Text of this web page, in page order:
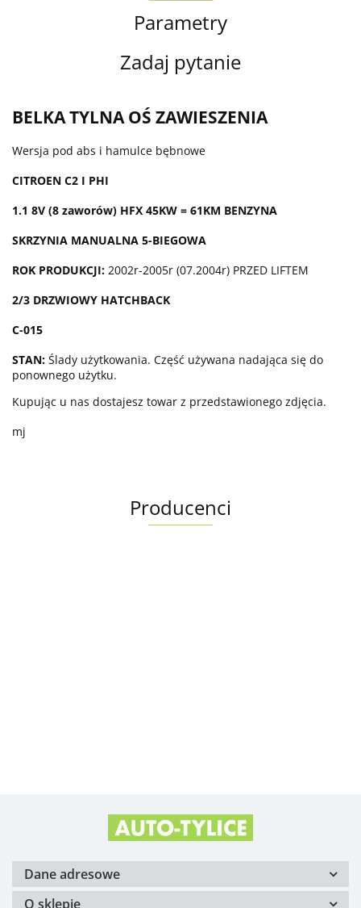
Parametry
Zadaj pytanie
BELKA TYLNA OŚ ZAWIESZENIA
Wersja pod abs i hamulce bębnowe
CITROEN C2 I PHI
1.1 8V (8 zaworów) HFX 45KW = 61KM BENZYNA
SKRZYNIA MANUALNA 5-BIEGOWA
ROK PRODUKCJI: 2002r-2005r (07.2004r) PRZED LIFTEM
2/3 DRZWIOWY HATCHBACK
C-015
STAN: Ślady użytkowania. Część używana nadająca się do
ponownego użytku.
Kupując u nas dostajesz towar z przedstawionego zdjęcia.
mj
Producenci
Dane adresowe
O sklepie